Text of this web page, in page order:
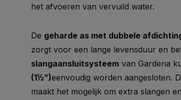
het afvoeren van vervuild water.
De geharde as met dubbele
zorgt voor een lange levensduur en
slangaansluitsysteem van Gardena
(1½”)eenvoudig worden aangesloten.
maakt het mogelijk om extra slangen